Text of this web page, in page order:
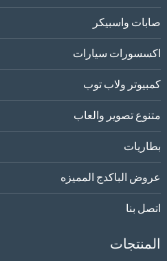
صابات واسبيكر
اكسسورات سيارات
كمبيوتر ولاب توب
متنوع تصوير والعاب
بطاريات
عروض الباكدج المميزه
اتصل بنا
المنتجات